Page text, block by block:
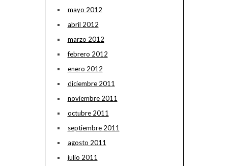
mayo 2012
abril 2012
marzo 2012
febrero 2012
enero 2012
diciembre 2011
noviembre 2011
octubre 2011
septiembre 2011
agosto 2011
julio 2011